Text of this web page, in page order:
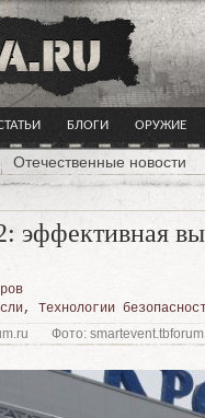
БЛОГИ ОРУЖИЕ
Отечественные новости
, Технологии
Фото: